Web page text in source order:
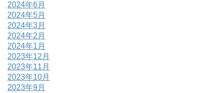
2024年6月
2024年5月
2024年3月
2024年2月
2024年1月
2023年12月
2023年11月
2023年10月
2023年9月